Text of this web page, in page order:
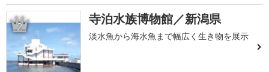
2 寺泊水族博物館／新潟県
淡水魚から海水魚まで幅広く生き物を展示